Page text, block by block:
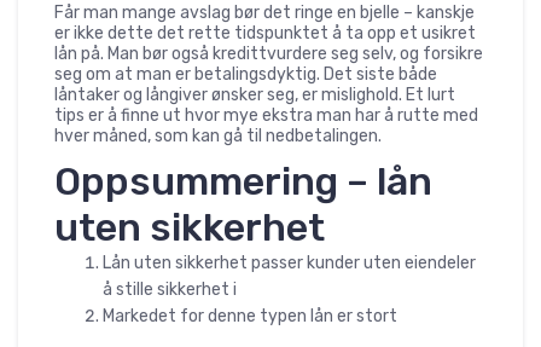
Får man mange avslag bør det ringe en bjelle – kanskje
er ikke dette det rette tidspunktet å ta opp et usikret
lån på. Man bør også kredittvurdere seg selv, og forsikre
seg om at man er betalingsdyktig. Det siste både
låntaker og långiver ønsker seg, er mislighold. Et lurt
tips er å finne ut hvor mye ekstra man har å rutte med
hver måned, som kan gå til nedbetalingen.
Oppsummering – lån
uten sikkerhet
Lån uten sikkerhet passer kunder uten eiendeler
å stille sikkerhet i
Markedet for denne typen lån er stort